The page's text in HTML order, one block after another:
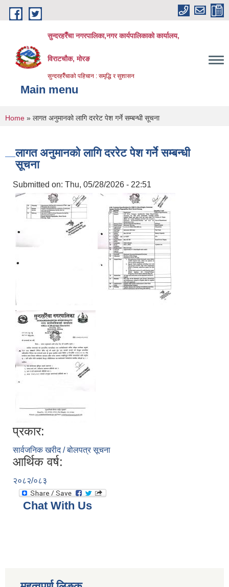
Skip to main content
सुन्दरहरैँचा नगरपालिका,नगर कार्यपालिकाको कार्यालय,
विराटचौक, मोरङ
सुन्दरहरैँचाको पहिचान : समृद्धि र सुशासन
Main menu
You are here
Home » लागत अनुमानको लागि दररेट पेश गर्ने सम्बन्धी सूचना
लागत अनुमानको लागि दररेट पेश गर्ने सम्बन्धी
सूचना
Submitted on: Thu, 05/28/2026 - 22:51
प्रकार:
सार्वजनिक खरीद / बोलपत्र सूचना
आर्थिक वर्ष:
२०८२/०८३
Chat With Us